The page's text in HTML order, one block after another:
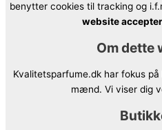
benytter cookies til tracking og
website
Om dette
Kvalitetsparfume.dk har fokus
mænd. Vi viser dig